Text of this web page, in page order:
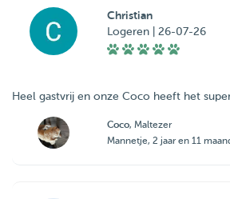
Christian
Logeren | 26-07-26
Heel gastvrij en onze Coco heeft het
Coco, Maltezer
Mannetje, 2 jaar en 11